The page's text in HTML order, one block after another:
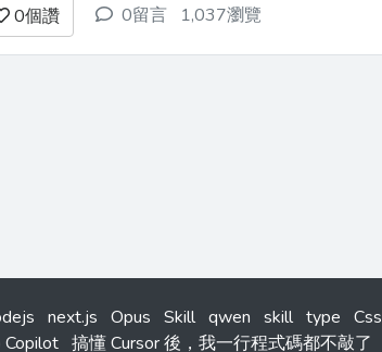
或 ...
0個讚 0留言 1,037瀏覽
next.js Opus Skill qwen skill type Css
Copilot 搞懂 Cursor 後，我一行程式碼都不敲了